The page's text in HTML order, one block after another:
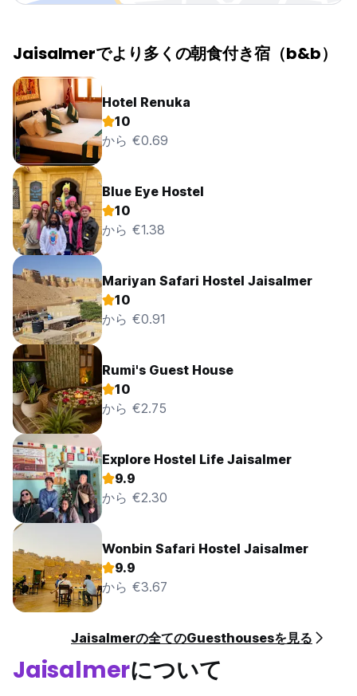
Jaisalmerでより多くの朝食付き宿（b&b）
Hotel Renuka
10
から €0.69
Blue Eye Hostel
10
から €1.38
Mariyan Safari Hostel Jaisalmer
10
から €0.91
Rumi's Guest House
10
から €2.75
Explore Hostel Life Jaisalmer
9.9
から €2.30
Wonbin Safari Hostel Jaisalmer
9.9
から €3.67
Jaisalmerの全てのGuesthousesを見る
Jaisalmerについて